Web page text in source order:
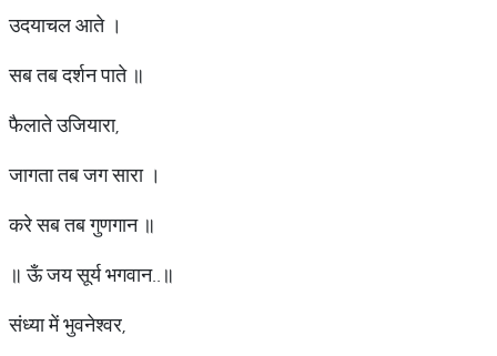
उदयाचल आते ।
सब तब दर्शन पाते ॥
फैलाते उजियारा,
जागता तब जग सारा ।
करे सब तब गुणगान ॥
॥ ऊँ जय सूर्य भगवान..॥
संध्या में भुवनेश्वर,